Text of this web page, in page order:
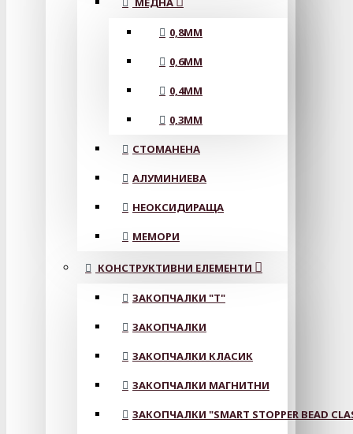
0,8MM
0,6MM
0,4MM
0,3MM
СТОМАНЕНА
АЛУМИНИЕВА
НЕОКСИДИРАЩА
МЕМОРИ
КОНСТРУКТИВНИ ЕЛЕМЕНТИ
ЗАКОПЧАЛКИ "Т"
ЗАКОПЧАЛКИ
ЗАКОПЧАЛКИ КЛАСИК
ЗАКОПЧАЛКИ МАГНИТНИ
ЗАКОПЧАЛКИ "SMART STOPPER BEAD